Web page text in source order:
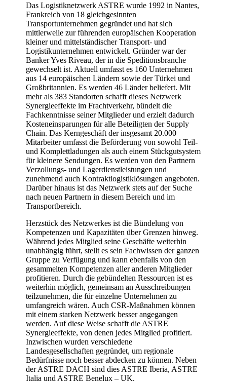
Das Logistiknetzwerk ASTRE wurde 1992 in Nantes,
Frankreich von 18 gleichgesinnten
Transportunternehmen gegründet und hat sich
mittlerweile zur führenden europäischen Kooperation
kleiner und mittelständischer Transport- und
Logistikunternehmen entwickelt. Gründer war der
Banker Yves Riveau, der in die Speditionsbranche
gewechselt ist. Aktuell umfasst es 160 Unternehmen
aus 14 europäischen Ländern sowie der Türkei und
Großbritannien. Es werden 46 Länder beliefert. Mit
mehr als 383 Standorten schafft dieses Netzwerk
Synergieeffekte im Frachtverkehr, bündelt die
Fachkenntnisse seiner Mitglieder und erzielt dadurch
Kosteneinsparungen für alle Beteiligten der Supply
Chain. Das Kerngeschäft der insgesamt 20.000
Mitarbeiter umfasst die Beförderung von sowohl Teil-
und Komplettladungen als auch einem Stückgutsystem
für kleinere Sendungen. Es werden von den Partnern
Verzollungs- und Lagerdienstleistungen und
zunehmend auch Kontraktlogistiklösungen angeboten.
Darüber hinaus ist das Netzwerk stets auf der Suche
nach neuen Partnern in diesem Bereich und im
Transportbereich.
Herzstück des Netzwerkes ist die Bündelung von
Kompetenzen und Kapazitäten über Grenzen hinweg.
Während jedes Mitglied seine Geschäfte weiterhin
unabhängig führt, stellt es sein Fachwissen der ganzen
Gruppe zu Verfügung und kann ebenfalls von den
gesammelten Kompetenzen aller anderen Mitglieder
profitieren. Durch die gebündelten Ressourcen ist es
weiterhin möglich, gemeinsam an Ausschreibungen
teilzunehmen, die für einzelne Unternehmen zu
umfangreich wären. Auch CSR-Maßnahmen können
mit einem starken Netzwerk besser angegangen
werden. Auf diese Weise schafft die ASTRE
Synergieeffekte, von denen jedes Mitglied profitiert.
Inzwischen wurden verschiedene
Landesgesellschaften gegründet, um regionale
Bedürfnisse noch besser abdecken zu können. Neben
der ASTRE DACH sind dies ASTRE Iberia, ASTRE
Italia und ASTRE Benelux – UK.